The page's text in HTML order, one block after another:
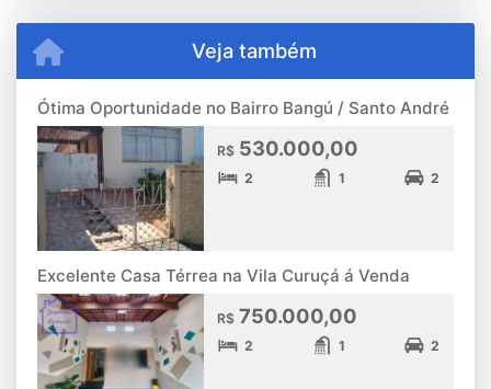
Veja também
Ótima Oportunidade no Bairro Bangú / Santo André
R$ 530.000,00
2 1 2
Excelente Casa Térrea na Vila Curuçá á Venda
R$ 750.000,00
2 1 2